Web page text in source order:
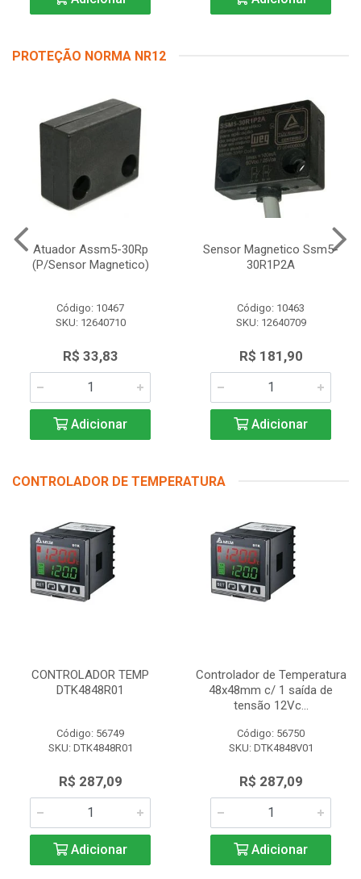
PROTEÇÃO NORMA NR12
Atuador Assm5-30Rp
(P/Sensor Magnetico)
Código: 10467
SKU: 12640710
R$ 33,83
Adicionar
Sensor Magnetico Ssm5-
30R1P2A
Código: 10463
SKU: 12640709
R$ 181,90
Adicionar
CONTROLADOR DE TEMPERATURA
CONTROLADOR TEMP
DTK4848R01
Código: 56749
SKU: DTK4848R01
R$ 287,09
Adicionar
Controlador de Temperatura
48x48mm c/ 1 saída de
tensão 12Vc...
Código: 56750
SKU: DTK4848V01
R$ 287,09
Adicionar